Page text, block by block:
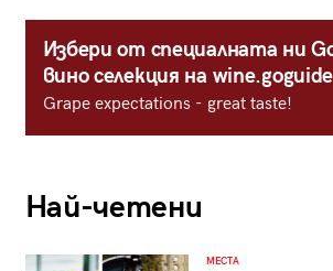
Избери от специалната ни
вино селекция на
Grape expectations - great taste!
Най-четени
МЕСТА